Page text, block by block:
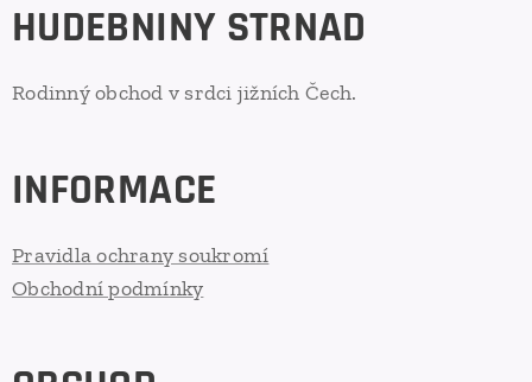
HUDEBNINY STRNAD
Rodinný obchod v srdci jižních Čech.
INFORMACE
Pravidla ochrany soukromí
Obchodní podmínky